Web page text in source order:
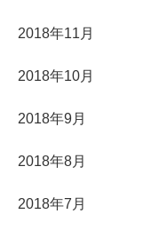
2018年11月
2018年10月
2018年9月
2018年8月
2018年7月